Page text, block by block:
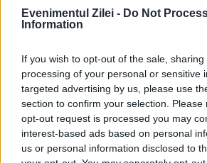
Evenimentul Zilei - Do Not
Information
If you wish to opt-out of the sale,
processing of your personal or sensitive
targeted advertising by us, please use
section to confirm your selection.
opt-out request is processed you may
interest-based ads based on personal
us or personal information disclosed to
9 DECEMBRIE 2025
a extins cu doi ani, marţi,
durata fazei curente de
Acordul de concesiune
dezvoltare şi exploatare